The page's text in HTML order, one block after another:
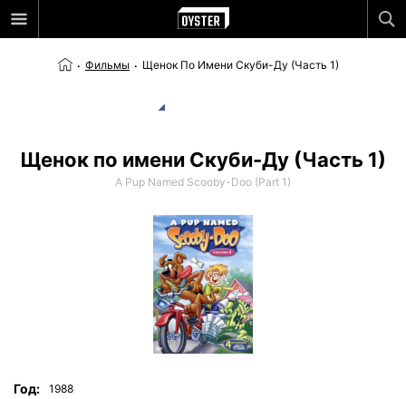
Фильмы Щенок По Имени Скуби-Ду (Часть 1)
Щенок по имени Скуби-Ду (Часть 1)
A Pup Named Scooby-Doo (Part 1)
Год: 1988